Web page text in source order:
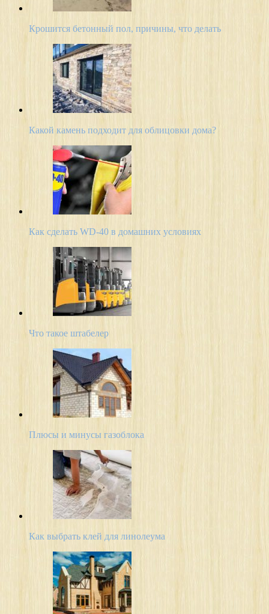
Крошится бетонный пол, причины, что делать
Какой камень подходит для облицовки дома?
Как сделать WD-40 в домашних условиях
Что такое штабелер
Плюсы и минусы газоблока
Как выбрать клей для линолеума